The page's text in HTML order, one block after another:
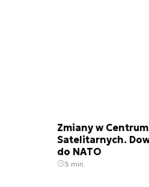
Zmiany w
Satelitarnych.
do NATO
3 min.